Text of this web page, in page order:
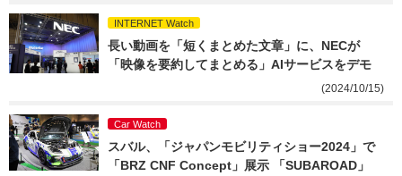
INTERNET Watch
長い動画を「短くまとめた文章」に、NECが
「映像を要約してまとめる」AIサービスをデモ
(2024/10/15)
Car Watch
スバル、「ジャパンモビリティショー2024」で
「BRZ CNF Concept」展示 「SUBAROAD」